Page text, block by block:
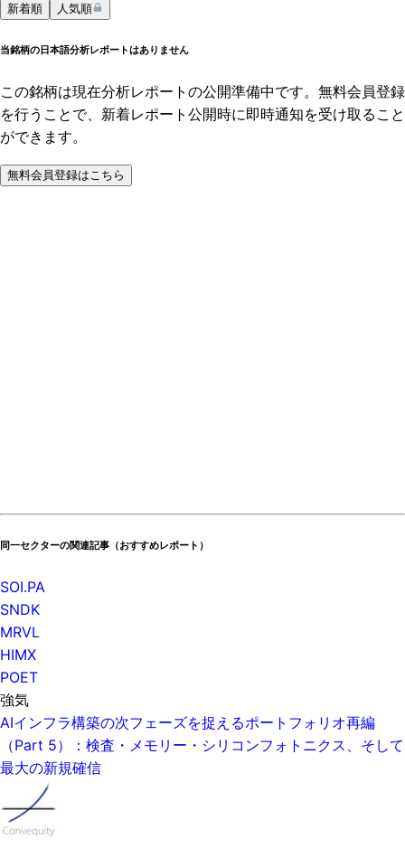
新着順 人気順
当銘柄の日本語分析レポートはありません
この銘柄は現在分析レポートの公開準備中です。無料会員登録
を行うことで、新着レポート公開時に即時通知を受け取ること
ができます。
無料会員登録はこちら
同一セクターの関連記事（おすすめレポート）
SOI.PA
SNDK
MRVL
HIMX
POET
強気
AIインフラ構築の次フェーズを捉えるポートフォリオ再編
（Part 5）：検査・メモリー・シリコンフォトニクス、そして
最大の新規確信